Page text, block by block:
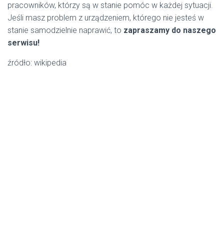
pracowników, którzy są w stanie pomóc w każdej sytuacji.
Jeśli masz problem z urządzeniem, którego nie jesteś w
stanie samodzielnie naprawić, to zapraszamy do naszego
serwisu!
źródło: wikipedia